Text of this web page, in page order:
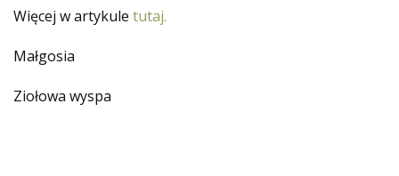
Więcej w artykule tutaj.
Małgosia
Ziołowa wyspa